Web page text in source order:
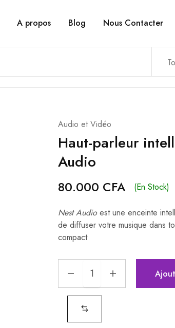
A propos Blog Nous Contacter
Audio et Vidéo
Haut-parleur
Audio
80.000 CFA (En Stock)
Nest Audioest une enceinte
de diffuser votre musique dans
compact